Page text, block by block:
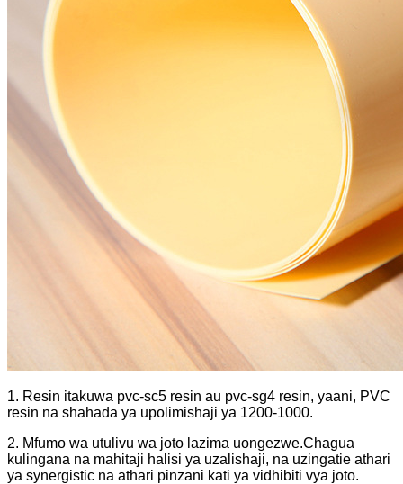
1. Resin itakuwa pvc-sc5 resin au pvc-sg4 resin, yaani, PVC
resin na shahada ya upolimishaji ya 1200-1000.
2. Mfumo wa utulivu wa joto lazima uongezwe.Chagua
kulingana na mahitaji halisi ya uzalishaji, na uzingatie athari
ya synergistic na athari pinzani kati ya vidhibiti vya joto.